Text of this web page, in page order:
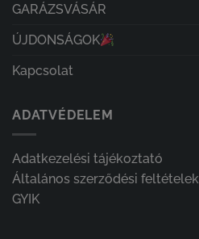
GARÁZSVÁSÁR
ÚJDONSÁGOK
Kapcsolat
ADATVÉDELEM
Adatkezelési tájékoztató
Általános szerződési feltételek
GYIK